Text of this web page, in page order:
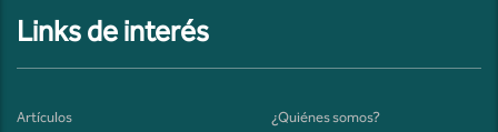
Links de interés
Artículos ¿Quiénes somos?